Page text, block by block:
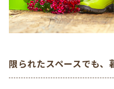
限られたスペースでも、